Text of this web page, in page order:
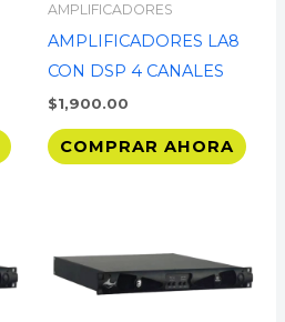
AMPLIFICADORES
AMPLIFICADORES LA8
CON DSP 4 CANALES
$1,900.00
COMPRAR AHORA